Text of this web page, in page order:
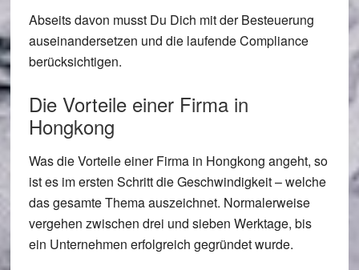
Abseits davon musst Du Dich mit der Besteuerung
auseinandersetzen und die laufende Compliance
berücksichtigen.
Die Vorteile einer Firma in
Hongkong
Was die Vorteile einer Firma in Hongkong angeht, so
ist es im ersten Schritt die Geschwindigkeit – welche
das gesamte Thema auszeichnet. Normalerweise
vergehen zwischen drei und sieben Werktage, bis
ein Unternehmen erfolgreich gegründet wurde.